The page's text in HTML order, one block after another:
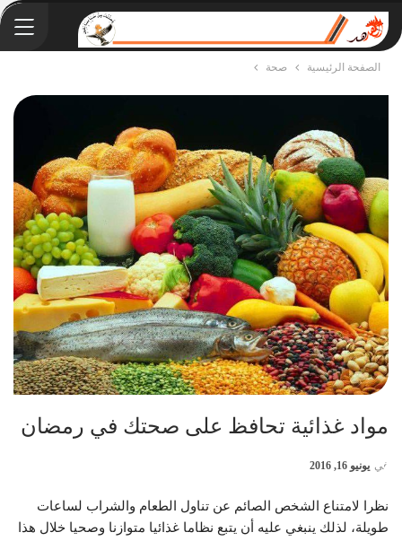
الصفحة الرئيسية صحة
مواد غذائية تحافظ على صحتك في رمضان
في يونيو 16, 2016
نظرا لامتناع الشخص الصائم عن تناول الطعام والشراب لساعات
طويلة، لذلك ينبغي عليه أن يتبع نظاما غذائيا متوازنا وصحيا خلال هذا